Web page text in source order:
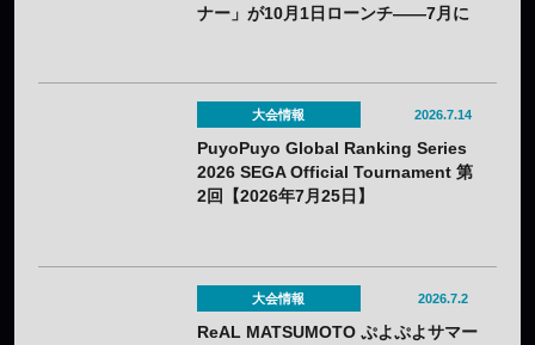
ナー」が10月1日ローンチ——7月に
大会情報 2026.7.14
PuyoPuyo Global Ranking Series
2026 SEGA Official Tournament 第
2回【2026年7月25日】
大会情報 2026.7.2
ReAL MATSUMOTO ぷよぷよサマー